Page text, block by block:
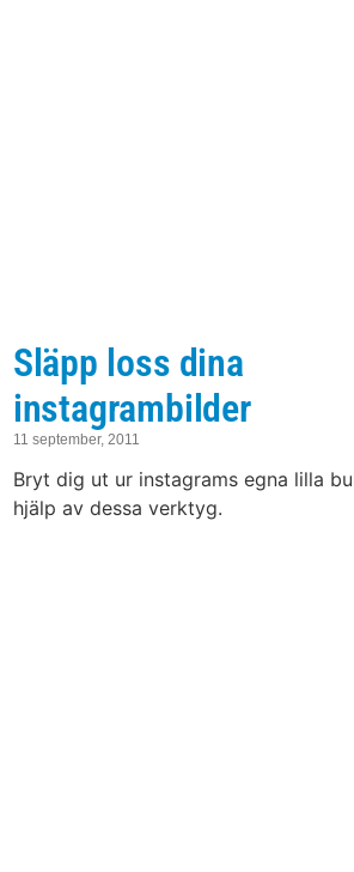
Släpp loss dina
instagrambilder
11 september, 2011
Bryt dig ut ur instagrams egna lilla
hjälp av dessa verktyg.